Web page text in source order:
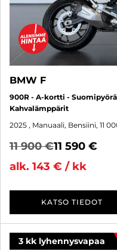
BMW F
900R - A-kortti -
Kahvalämppärit
2025 , Manuaali, Bensiini, 11
11 900 €11 590 €
alk. 143 € / kk
KATSO TIEDOT
3 kk lyhennysvapaa